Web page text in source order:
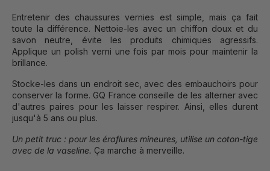
Entretenir des chaussures vernies est simple, mais ça fait
toute la différence. Nettoie-les avec un chiffon doux et du
savon neutre, évite les produits chimiques agressifs.
Applique un polish verni une fois par mois pour maintenir la
brillance.
Stocke-les dans un endroit sec, avec des embauchoirs pour
conserver la forme. GQ France conseille de les alterner avec
d'autres paires pour les laisser respirer. Ainsi, elles durent
jusqu'à 5 ans ou plus.
Un petit truc : pour les éraflures mineures, utilise un coton-tige
avec de la vaseline. Ça marche à merveille.